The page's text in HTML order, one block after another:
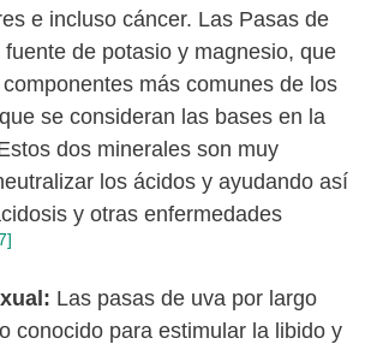
e incluso cáncer. Las Pasas de
de potasio y magnesio, que
más comunes de los
se consideran las bases en la
dos minerales son muy
los ácidos y ayudando así
y otras enfermedades
Las pasas de uva por largo
conocido para estimular la libido y